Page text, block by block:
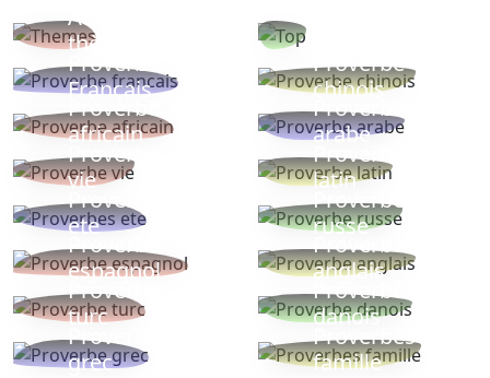
Autres
thèmes
Proverbe
Français
Proverbe
chinois
Proverbe
africain
Proverbe
arabe
Proverbe
vie
Proverbe
latin
Proverbes
ete
Proverbe
russe
Proverbe
espagnol
Proverbe
anglais
Proverbe
turc
Proverbe
danois
Proverbe
grec
Proverbes
famille